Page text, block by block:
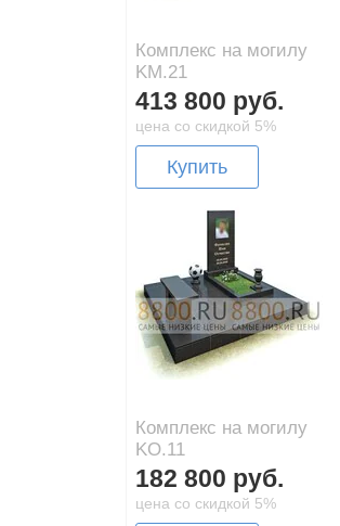
Комплекс на могилу
KM.21
413 800 руб.
цена со скидкой 5%
Купить
Комплекс на могилу
KO.11
182 800 руб.
цена со скидкой 5%